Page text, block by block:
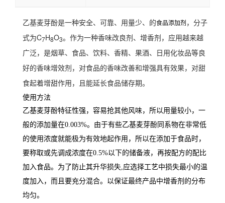
乙基麦芽酚是一种安全、可靠、用量少、的食品添加剂 ，分子
式为C7H8O3。作为一种香味改良剂、增香剂，应用越来越
广泛，是烟草、食品、饮料、香精、果酒、日用化妆品等良
好的香味增效剂，对食品的香味改善和增强具有效果，对甜
食起着增甜作用，且能延长食品储存期。
使用方法
乙基麦芽酚特征性强，容易抢其他风味，所以用量较小，一
般的添加量在0.003%。由于有些乙基麦芽酚同系物在非常低
的使用浓度就能极为有效地起作用，所以在添加于食品时，
要称取或先调成浓度在0.5%以下的储备液，再按配方的配比
加入食品。为了防止其升华损失,应选择工艺中损失最小的温
度加入，而且要充分混合。以保证最终产品中增香剂的分布
均匀。